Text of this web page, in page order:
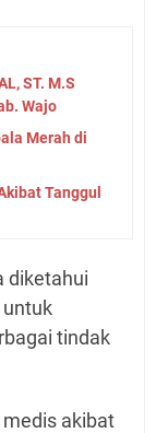
ST. M.S
Wajo
Merah di
Tanggul
diketahui
tindak
akibat